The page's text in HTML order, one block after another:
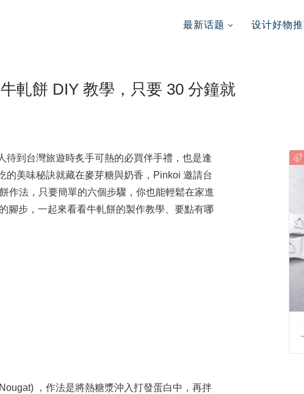
最新话题 设计好物
軋餅 DIY 教學，只要 30 分鐘就
待到台灣旅遊時炙手可熱的必買伴手禮，也是逢
的美味秘訣就藏在麥芽糖與奶香，Pinkoi 邀請台
作法，只要簡單的六個步驟，你也能輕鬆在家進
腳步，一起來看看牛軋餅的製作教學、要點有哪
，作法是將熱糖漿沖入打發蛋白中，再拌